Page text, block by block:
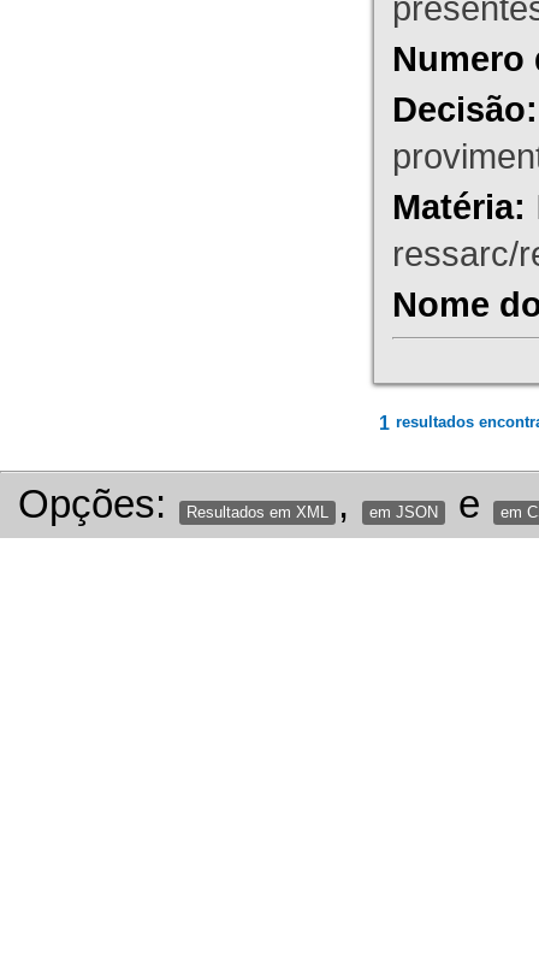
Numero
Decisão:
Matéria:
ressarc/
Nome
1 resultados
Opções: Resultados em XML , em JSON e em